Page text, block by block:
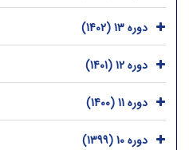
دوره 13 (1402)
دوره 12 (1401)
دوره 11 (1400)
دوره 10 (1399)